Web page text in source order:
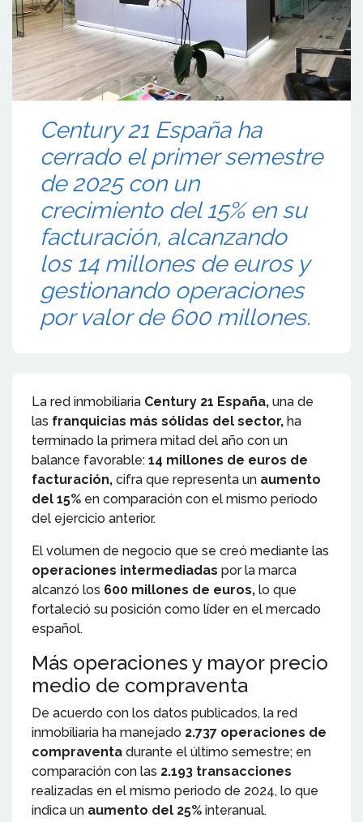
Century 21 España ha
cerrado el primer semestre
de 2025 con un
crecimiento del 15% en su
facturación, alcanzando
los 14 millones de euros y
gestionando operaciones
por valor de 600 millones.
La red inmobiliaria Century 21 España, una de
las franquicias más sólidas del sector, ha
terminado la primera mitad del año con un
balance favorable: 14 millones de euros de
facturación, cifra que representa un aumento
del 15% en comparación con el mismo periodo
del ejercicio anterior.
El volumen de negocio que se creó mediante las
operaciones intermediadas por la marca
alcanzó los 600 millones de euros, lo que
fortaleció su posición como líder en el mercado
español.
Más operaciones y mayor precio
medio de compraventa
De acuerdo con los datos publicados, la red
inmobiliaria ha manejado 2.737 operaciones de
compraventa durante el último semestre; en
comparación con las 2.193 transacciones
realizadas en el mismo periodo de 2024, lo que
indica un aumento del 25% interanual.